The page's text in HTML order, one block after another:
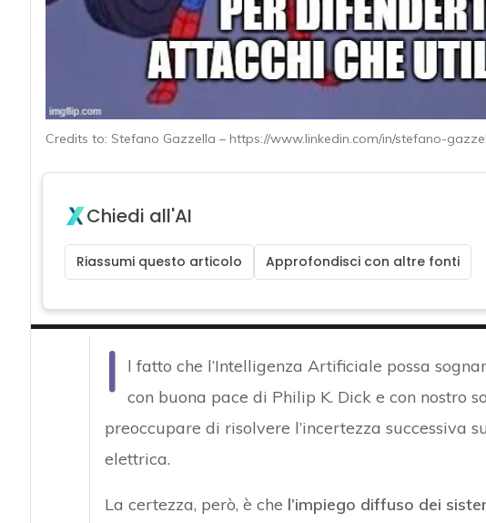
Credits to: Stefano Gazzella – https://www.linkedin.com/in/stefano-
Chiedi all'AI
Riassumi questo articolo Approfondisci con altre fonti
I
l fatto che l’Intelligenza Artificiale possa
con buona pace di Philip K. Dick e con nostro
preoccupare di risolvere l’incertezza successiva
elettrica.
La certezza, però, è che l’impiego diffuso dei